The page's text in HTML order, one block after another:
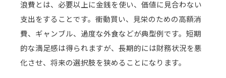
浪費とは、必要以上に金銭を使い、価値に見合わない
支出をすることです。衝動買い、見栄のための高額消
費、ギャンブル、過度な外食などが典型例です。短期
的な満足感は得られますが、長期的には財務状況を悪
化させ、将来の選択肢を狭めることになります。